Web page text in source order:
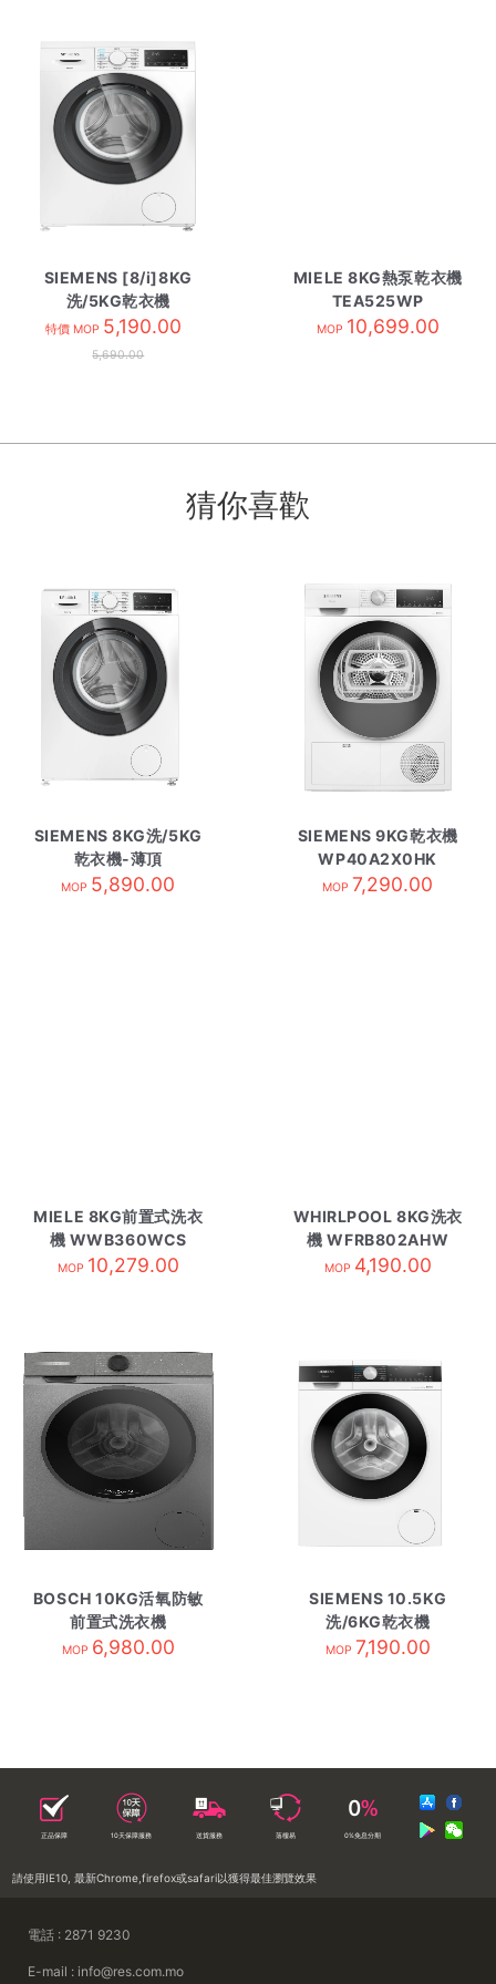
SIEMENS [8/i]8KG
洗/5KG乾衣機
WD14S461HK
特價 MOP 5,190.00
5,690.00
MIELE 8KG熱泵乾衣機
TEA525WP
MOP 10,699.00
猜你喜歡
SIEMENS 8KG洗/5KG
乾衣機-薄頂
WD14S461BU
MOP 5,890.00
SIEMENS 9KG乾衣機
WP40A2X0HK
MOP 7,290.00
MIELE 8KG前置式洗衣
機 WWB360WCS
MOP 10,279.00
WHIRLPOOL 8KG洗衣
機 WFRB802AHW
MOP 4,190.00
BOSCH 10KG活氧防敏
前置式洗衣機
WGG254E1HK 黑色
MOP 6,980.00
SIEMENS 10.5KG
洗/6KG乾衣機
WN54G1A1GB
MOP 7,190.00
正品保障 10天保障服務 送貨服務 落樓易 0%免息分期
請使用IE10, 最新Chrome,firefox或safari以獲得最佳瀏覽效果
電話 : 2871 9230
E-mail : info@res.com.mo